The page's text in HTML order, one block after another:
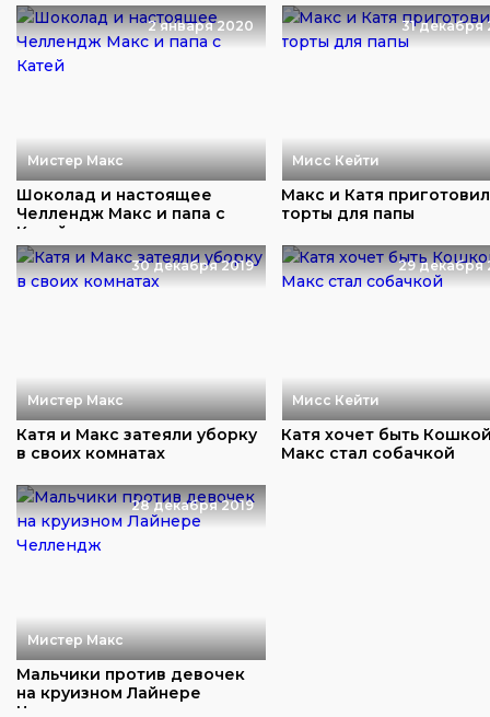
2 января 2020
Мистер Макс
Шоколад и настоящее
Челлендж Макс и папа с
Катей
31 декабря
Мисс Кейти
Макс и Катя
торты для папы
30 декабря 2019
Мистер Макс
Катя и Макс затеяли уборку
в своих комнатах
29 декабря
Мисс Кейти
Катя хочет быть
Макс стал собачкой
28 декабря 2019
Мистер Макс
Мальчики против девочек
на круизном Лайнере
Челлендж